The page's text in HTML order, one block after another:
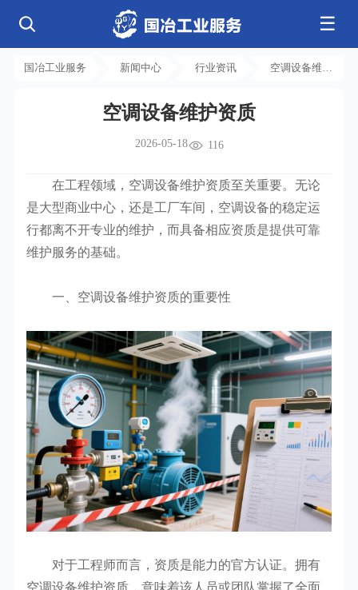
☰
公司简介
发展历程
核心业务
电气工程
钢结构工程
弱电工程
消防工程
基控电箱
工程案例
人工智能 • 机器人
量子 • 脑机
其它
工程技巧
机电知识
安装教程
工业百科
工业问答
国冶工业服务 新闻中心 行业资讯
空调设备维护
空调设备维护资质
2026-05-18 116
在工程领域，空调设备维护资质至关重要。无论
是大型商业中心，还是工厂车间，空调设备的稳定运
行都离不开专业的维护，而具备相应资质是提供可靠
维护服务的基础。
一、空调设备维护资质的重要性
对于工程师而言，资质是能力的官方认证。拥有